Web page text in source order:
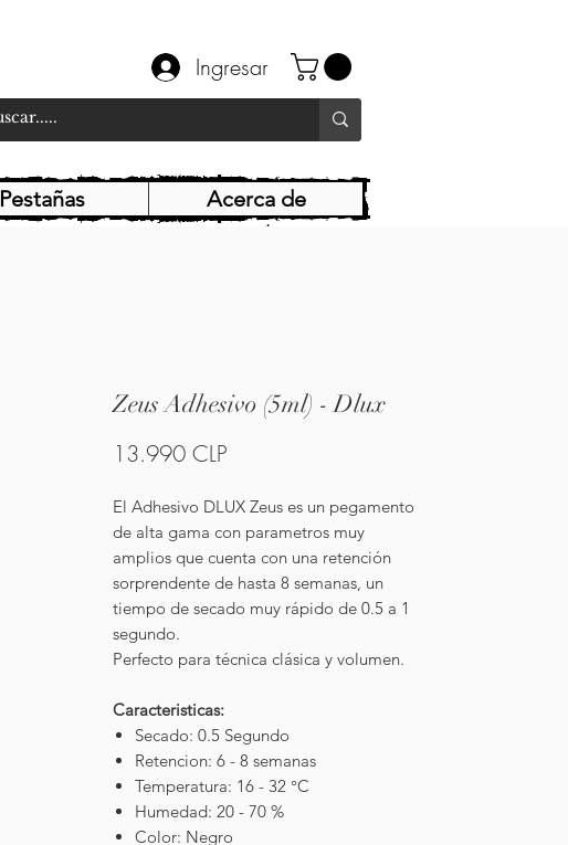
Ingresar
Pestañas Acerca de
Zeus Adhesivo (5ml) - Dlux
13.990 CLPPrecio
El Adhesivo DLUX Zeus es un pegamento
de alta gama con parametros muy
amplios que cuenta con una retención
sorprendente de hasta 8 semanas, un
tiempo de secado muy rápido de 0.5 a 1
segundo.
Perfecto para técnica clásica y volumen.
Caracteristicas:
Secado: 0.5 Segundo
Retencion: 6 - 8 semanas
Temperatura: 16 - 32 °C
Humedad: 20 - 70 %
Color: Negro